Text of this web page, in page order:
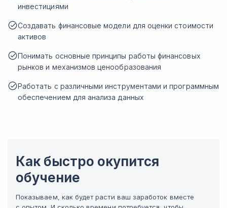
инвестициями
Создавать финансовые модели для оценки стоимости
активов
Понимать основные принципы работы финансовых
рынков и механизмов ценообразования
Работать с различными инструментами и программным
обеспечением для анализа данных
Как быстро окупится
обучение
Показываем, как будет расти ваш заработок вместе